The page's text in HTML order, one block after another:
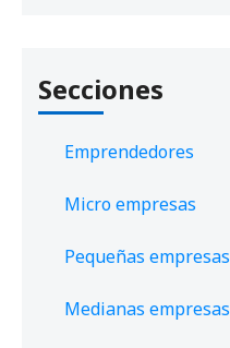
Secciones
Emprendedores
Micro empresas
Pequeñas empresas
Medianas empresas